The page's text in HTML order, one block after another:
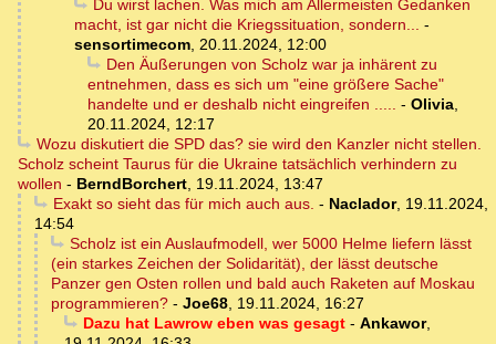
Du wirst lachen. Was mich am Allermeisten Gedanken
macht, ist gar nicht die Kriegssituation, sondern... -
sensortimecom, 20.11.2024, 12:00
Den Äußerungen von Scholz war ja inhärent zu
entnehmen, dass es sich um "eine größere Sache"
handelte und er deshalb nicht eingreifen ..... - Olivia,
20.11.2024, 12:17
Wozu diskutiert die SPD das? sie wird den Kanzler nicht stellen.
Scholz scheint Taurus für die Ukraine tatsächlich verhindern zu
wollen - BerndBorchert, 19.11.2024, 13:47
Exakt so sieht das für mich auch aus. - Naclador, 19.11.2024,
14:54
Scholz ist ein Auslaufmodell, wer 5000 Helme liefern lässt
(ein starkes Zeichen der Solidarität), der lässt deutsche
Panzer gen Osten rollen und bald auch Raketen auf Moskau
programmieren? - Joe68, 19.11.2024, 16:27
Dazu hat Lawrow eben was gesagt- Ankawor,